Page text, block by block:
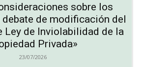
sobre los
debate de modificación del
Ley de Inviolabilidad de la
Privada»
23/07/2026